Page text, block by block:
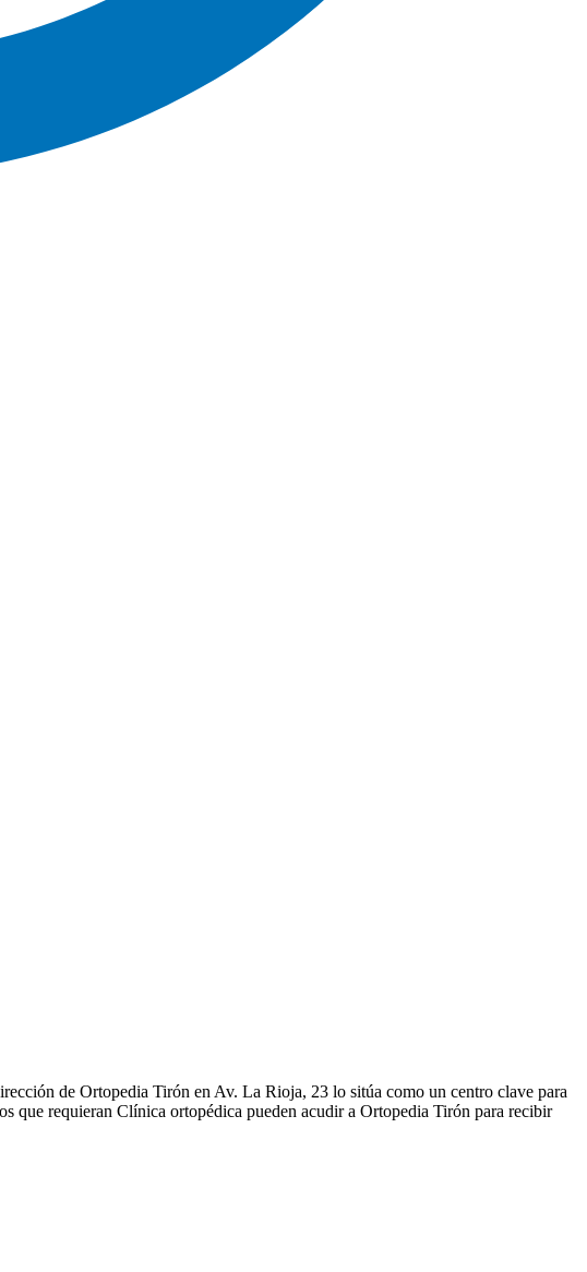
de Ortopedia Tirón en Av. La Rioja, 23 lo sitúa como un centro clave para
que requieran Clínica ortopédica pueden acudir a Ortopedia Tirón para recibir